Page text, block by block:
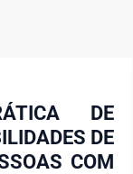
DE
DE
COM